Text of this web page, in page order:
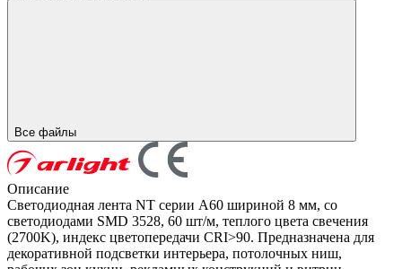
Все файлы
Описание
Светодиодная лента NT серии A60 шириной 8 мм, со
светодиодами SMD 3528, 60 шт/м, теплого цвета свечения
(2700K), индекс цветопередачи CRI>90. Предназначена для
декоративной подсветки интерьера, потолочных ниш,